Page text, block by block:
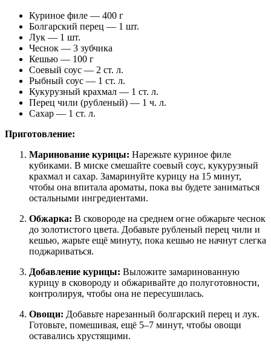
Куриное филе — 400 г
Болгарский перец — 1 шт.
Лук — 1 шт.
Чеснок — 3 зубчика
Кешью — 100 г
Соевый соус — 2 ст. л.
Рыбный соус — 1 ст. л.
Кукурузный крахмал — 1 ст. л.
Перец чили (рубленый) — 1 ч. л.
Сахар — 1 ст. л.
Приготовление:
Маринование курицы: Нарежьте куриное филе
кубиками. В миске смешайте соевый соус, кукурузный
крахмал и сахар. Замаринуйте курицу на 15 минут,
чтобы она впитала ароматы, пока вы будете заниматься
остальными ингредиентами.
Обжарка: В сковороде на среднем огне обжарьте чеснок
до золотистого цвета. Добавьте рубленый перец чили и
кешью, жарьте ещё минуту, пока кешью не начнут слегка
поджариваться.
Добавление курицы: Выложите замаринованную
курицу в сковороду и обжаривайте до полуготовности,
контролируя, чтобы она не пересушилась.
Овощи: Добавьте нарезанный болгарский перец и лук.
Готовьте, помешивая, ещё 5–7 минут, чтобы овощи
оставались хрустящими.